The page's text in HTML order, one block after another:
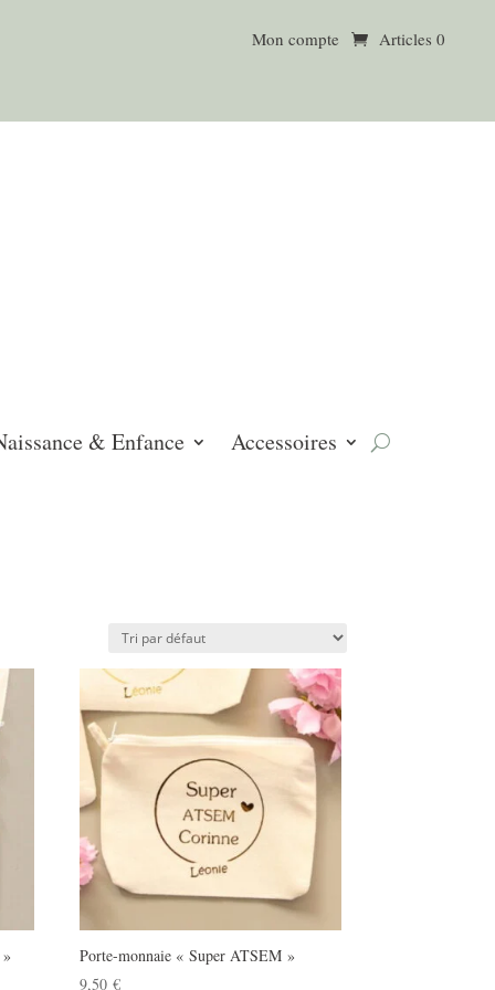
Mon compte Articles 0
& Enfance Accessoires
Porte-monnaie « Super ATSEM »
9,50€